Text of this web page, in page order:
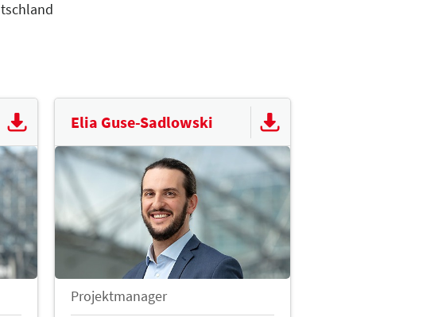
Elia Guse-Sadlowski
Projektmanager